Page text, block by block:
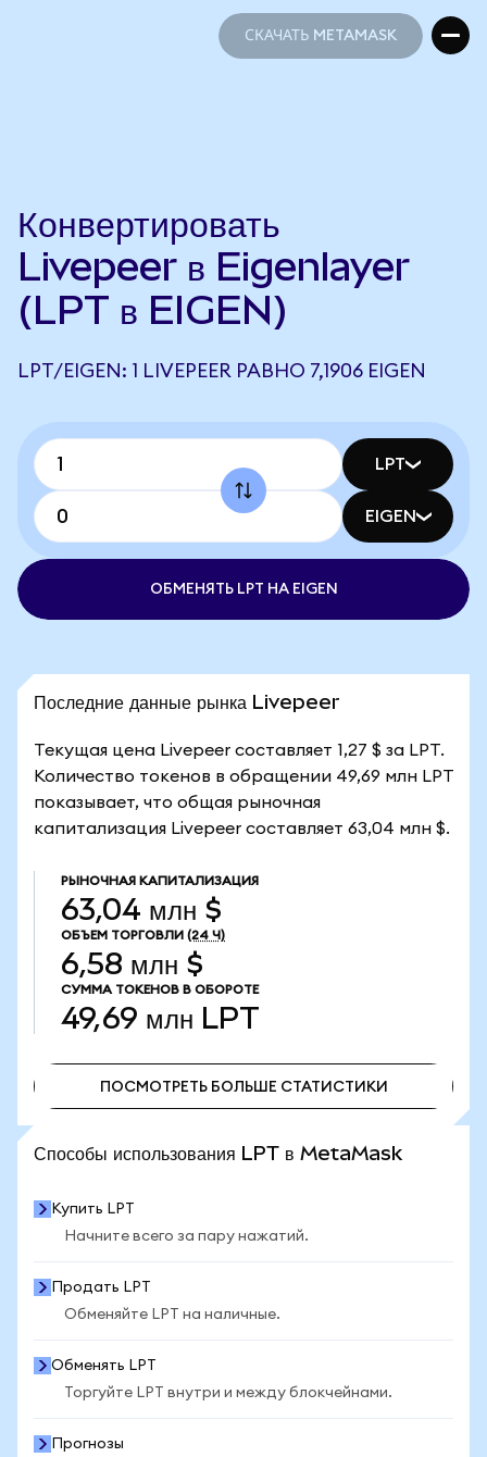
СКАЧАТЬ METAMASK
Конвертировать
Livepeer в Eigenlayer
(LPT в EIGEN)
LPT/EIGEN: 1 LIVEPEER РАВНО 7,1906 EIGEN
LPT
EIGEN
ОБМЕНЯТЬ LPT НА EIGEN
Последние данные рынка Livepeer
Текущая цена Livepeer составляет 1,27 $ за LPT.
Количество токенов в обращении 49,69 млн LPT
показывает, что общая рыночная
капитализация Livepeer составляет 63,04 млн $.
РЫНОЧНАЯ КАПИТАЛИЗАЦИЯ
63,04 млн $
ОБЪЕМ ТОРГОВЛИ (24 Ч)
6,58 млн $
СУММА ТОКЕНОВ В ОБОРОТЕ
49,69 млн LPT
ПОСМОТРЕТЬ БОЛЬШЕ СТАТИСТИКИ
Способы использования LPT в MetaMask
Купить LPT
Начните всего за пару нажатий.
Продать LPT
Обменяйте LPT на наличные.
Обменять LPT
Торгуйте LPT внутри и между блокчейнами.
Прогнозы